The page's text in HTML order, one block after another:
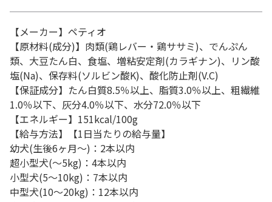
【メーカー】ペティオ
【原材料(成分)】肉類(鶏レバー・鶏ササミ)、でんぷん
類、大豆たん白、食塩、増粘安定剤(カラギナン)、リン酸
塩(Na)、保存料(ソルビン酸K)、酸化防止剤(V.C)
【保証成分】たん白質8.5％以上、脂質3.0％以上、粗繊維
1.0％以下、灰分4.0％以下、水分72.0％以下
【エネルギー】151kcal/100g
【給与方法】【1日当たりの給与量】
幼犬(生後6ヶ月～)：2本以内
超小型犬(～5kg)：4本以内
小型犬(5～10kg)：7本以内
中型犬(10～20kg)：12本以内